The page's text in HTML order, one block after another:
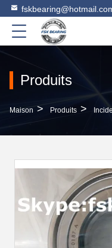
Produits
Maison > Produits >